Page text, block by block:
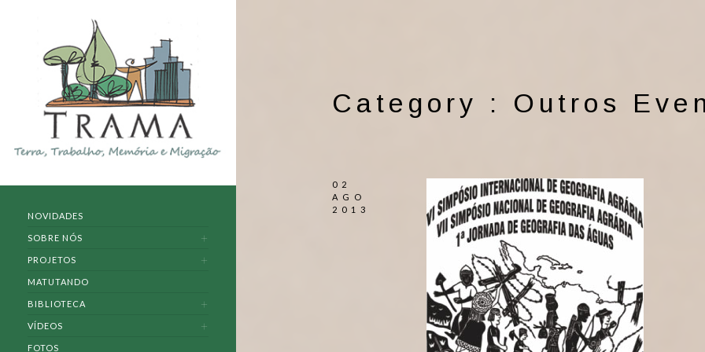
NOVIDADES
SOBRE NÓS
PROJETOS
MATUTANDO
BIBLIOTECA
VÍDEOS
FOTOS
Category : Outros
02
AGO
2013